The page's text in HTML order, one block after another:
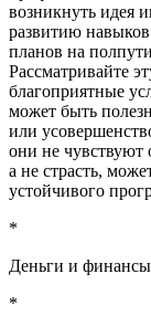
возникнуть идея
развитию
планов на
Рассматривайте
благоприятные
может быть
или
они не чувствуют
а не страсть,
устойчивого
*
Деньги и
*